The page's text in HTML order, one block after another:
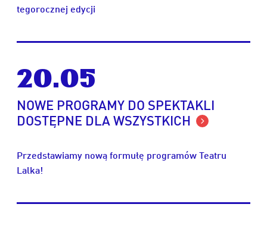
tegorocznej edycji
20.05
NOWE PROGRAMY DO SPEKTAKLI
DOSTĘPNE DLA WSZYSTKICH
Przedstawiamy nową formułę programów Teatru
Lalka!